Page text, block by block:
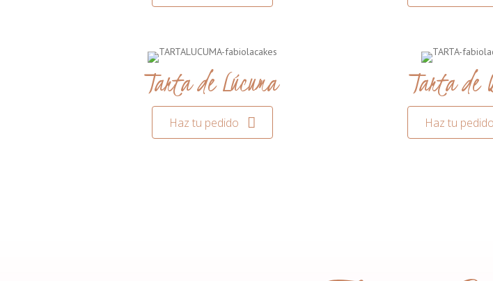
Tarta de Lúcuma
Haz tu pedido
Tarta de
Haz tu pedido